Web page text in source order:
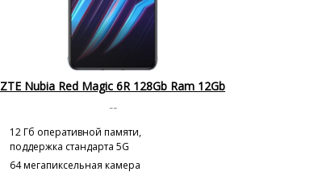
ZTE Nubia Red Magic 6R 128Gb Ram 12Gb
--
12 Гб оперативной памяти,
поддержка стандарта 5G
64 мегапиксельная камера